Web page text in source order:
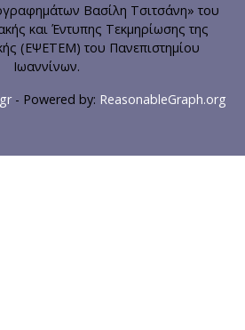
Βασίλη Τσιτσάνη» του
και Έντυπης Τεκμηρίωσης της
(ΕΨΕΤΕΜ) του Πανεπιστημίου
Ιωαννίνων.
- Powered by: ReasonableGraph.org